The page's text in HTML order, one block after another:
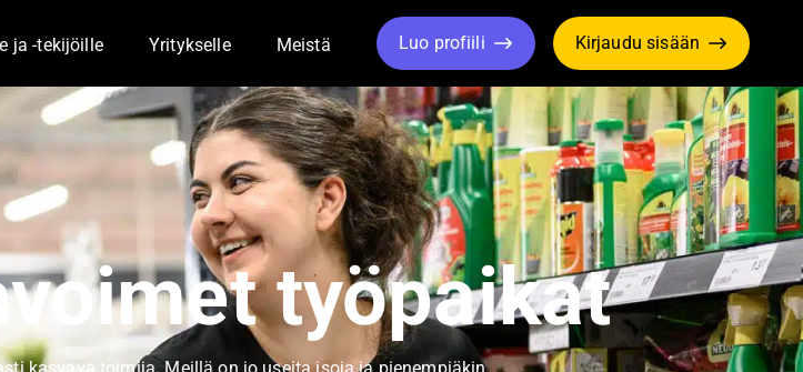
ja -tekijöille Toggle Dropdown
Yritykselle Toggle Dropdown
Meistä Toggle Dropdown
Luo profiili Kirjaudu sisään
työpaikat